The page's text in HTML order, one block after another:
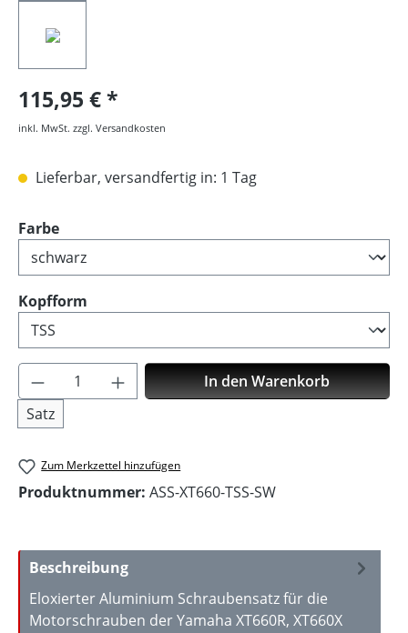
115,95 €
inkl. MwSt. zzgl. Versandkosten
Lieferbar, versandfertig in: 1 Tag
Farbeauswählen
Kopfform
Produkt Anzahl: Gib den gewünschten
Satz
In den Warenkorb
Zum Merkzettel hinzufügen
Produktnummer: ASS-XT660-TSS-SW
Beschreibung
Eloxierter Aluminium Schraubensatz für die
Motorschrauben der Yamaha XT660R, XT660X